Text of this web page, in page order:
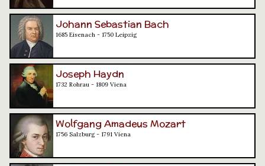
Johann Sebastian Bach
1685 Eisenach - 1750 Leipzig
Joseph Haydn
1732 Rohrau - 1809 Viena
Wolfgang Amadeus Mozart
1756 Salzburg - 1791 Viena